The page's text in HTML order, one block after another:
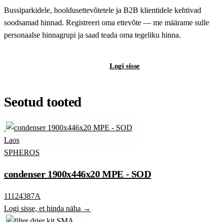
Bussiparkidele, hooldusettevõtetele ja B2B klientidele kehtivad
soodsamad hinnad. Registreeri oma ettevõte — me määrame sulle
personaalse hinnagrupi ja saad teada oma tegeliku hinna.
Logi sisse
Seotud tooted
Laos
SPHEROS
condenser 1900x446x20 MPE - SOD
11124387A
Logi sisse, et hinda näha →